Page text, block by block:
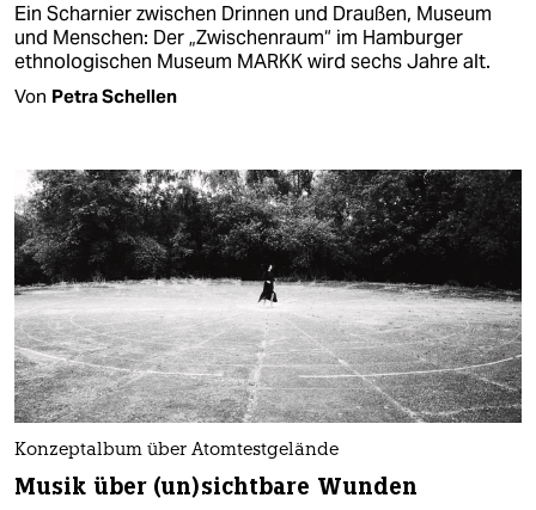
Ein Scharnier zwischen Drinnen und Draußen, Museum
und Menschen: Der „Zwischenraum“ im Hamburger
ethnologischen Museum MARKK wird sechs Jahre alt.
Von Petra Schellen
Konzeptalbum über Atomtestgelände
Musik über (un)sichtbare Wunden